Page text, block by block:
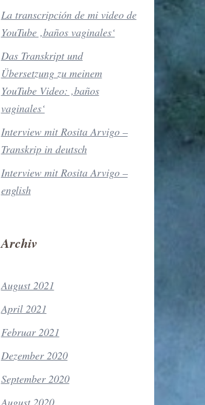
La transcripción de mi video de
YouTube ‚baños vaginales‘
Das Transkript und
Übersetzung zu meinem
YouTube Video: ‚baños
vaginales‘
Interview mit Rosita Arvigo –
Transkrip in deutsch
Interview mit Rosita Arvigo –
english
Archiv
August 2021
April 2021
Februar 2021
Dezember 2020
September 2020
August 2020